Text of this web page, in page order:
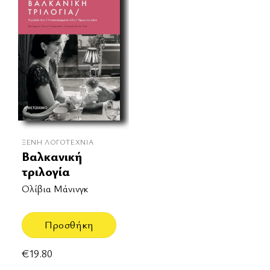
ΞΈΝΗ ΛΟΓΟΤΕΧΝΊΑ
Βαλκανική
τριλογία
Ολίβια Μάνινγκ
Προσθήκη
€19.80